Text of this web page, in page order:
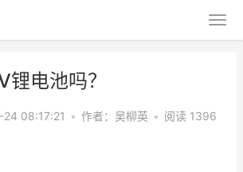
电池吗？
24 08:17:21 • 作者： 吴柳英 • 阅读 1396